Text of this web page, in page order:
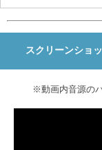
スクリーンショ
※動画内音源の